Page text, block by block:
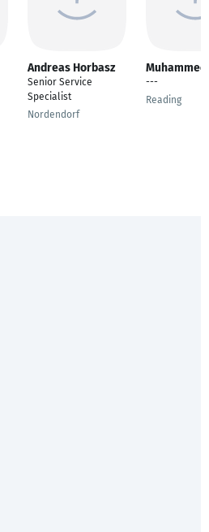
Andreas Horbasz
Senior Service
Specialist
Nordendorf
Muhammed
---
Reading